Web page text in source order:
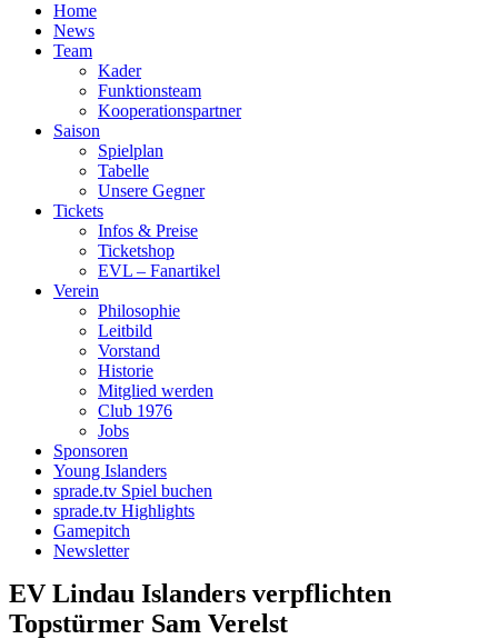
Home
News
Team
Kader
Funktionsteam
Kooperationspartner
Saison
Spielplan
Tabelle
Unsere Gegner
Tickets
Infos & Preise
Ticketshop
EVL – Fanartikel
Verein
Philosophie
Leitbild
Vorstand
Historie
Mitglied werden
Club 1976
Jobs
Sponsoren
Young Islanders
sprade.tv Spiel buchen
sprade.tv Highlights
Gamepitch
Newsletter
EV Lindau Islanders verpflichten
Topstürmer Sam Verelst